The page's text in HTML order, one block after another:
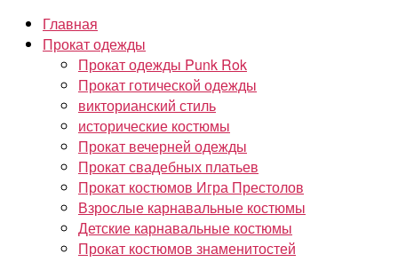
Главная
Прокат одежды
Прокат одежды Punk Rok
Прокат готической одежды
викторианский стиль
исторические костюмы
Прокат вечерней одежды
Прокат свадебных платьев
Прокат костюмов Игра Престолов
Взрослые карнавальные костюмы
Детские карнавальные костюмы
Прокат костюмов знаменитостей